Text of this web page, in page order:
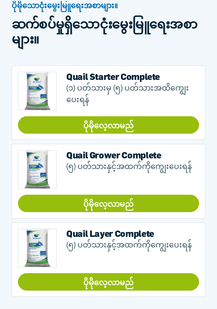
ပိုမိုသောငုံးမွေးမြူရေးအစာများ။
ဆက်စပ်မှုရှိသောငုံးမွေးမြူရေးအစာ
များ။
Quail Starter Complete
(၁) ပတ်သားမှ (၅) ပတ်သားအထိကျွေး
ပေးရန်
ပိုမိုလေ့လာမည်
Quail Grower Complete
(၅) ပတ်သားနှင့်အထက်ကိုကျွေးပေးရန်
ပိုမိုလေ့လာမည်
Quail Layer Complete
(၅) ပတ်သားနှင့်အထက်ကိုကျွေးပေးရန်
ပိုမိုလေ့လာမည်